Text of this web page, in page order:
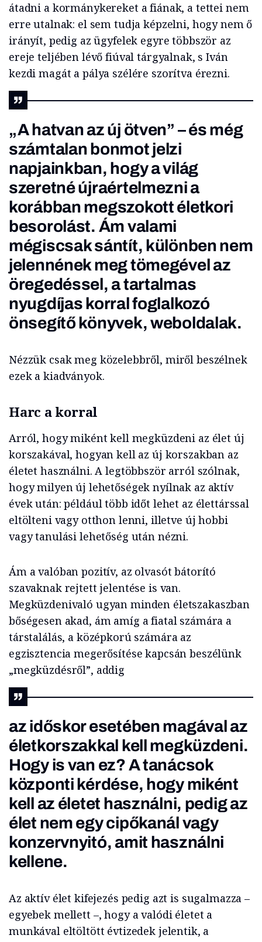
átadni a kormánykereket a fiának, a tettei nem
erre utalnak: el sem tudja képzelni, hogy nem ő
irányít, pedig az ügyfelek egyre többször az
ereje teljében lévő fiúval tárgyalnak, s Iván
kezdi magát a pálya szélére szorítva érezni.
„A hatvan az új ötven” – és még
számtalan bonmot jelzi
napjainkban, hogy a világ
szeretné újraértelmezni a
korábban megszokott életkori
besorolást. Ám valami
mégiscsak sántít, különben nem
jelennének meg tömegével az
öregedéssel, a tartalmas
nyugdíjas korral foglalkozó
önsegítő könyvek, weboldalak.
Nézzük csak meg közelebbről, miről beszélnek
ezek a kiadványok.
Harc a korral
Arról, hogy miként kell megküzdeni az élet új
korszakával, hogyan kell az új korszakban az
életet használni. A legtöbbször arról szólnak,
hogy milyen új lehetőségek nyílnak az aktív
évek után: például több időt lehet az élettárssal
eltölteni vagy otthon lenni, illetve új hobbi
vagy tanulási lehetőség után nézni.
Ám a valóban pozitív, az olvasót bátorító
szavaknak rejtett jelentése is van.
Megküzdenivaló ugyan minden életszakaszban
bőségesen akad, ám amíg a fiatal számára a
társtalálás, a középkorú számára az
egzisztencia megerősítése kapcsán beszélünk
„megküzdésről”, addig
az időskor esetében magával az
életkorszakkal kell megküzdeni.
Hogy is van ez? A tanácsok
központi kérdése, hogy miként
kell az életet használni, pedig az
élet nem egy cipőkanál vagy
konzervnyitó, amit használni
kellene.
Az aktív élet kifejezés pedig azt is sugalmazza –
egyebek mellett –, hogy a valódi életet a
munkával eltöltött évtizedek jelentik, a